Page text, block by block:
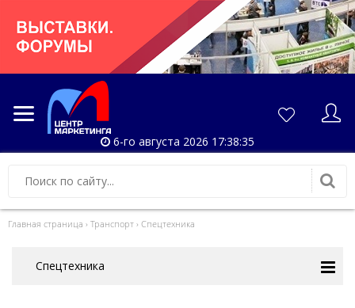
6-го августа 2026 17:38:36
Главная страница › Транспорт › Спецтехника
Спецтехника